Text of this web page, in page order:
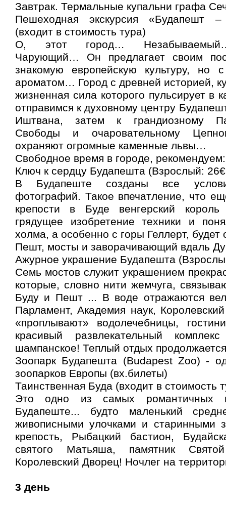
Завтрак. Термальные купальни графа
Пешеходная экскурсия «Будапешт
(входит в стоимость тура)
О, этот город…
Чарующий… Он предлагает своим
знакомую европейскую культуру, но
ароматом… Город с древней историей,
жизненная сила которого пульсирует в
отправимся к духовному центру
Иштвана, затем к грандиозному
Свободы и очаровательному
охраняют огромные каменные львы…
Свободное время в городе, рекомендуем:
Ключ к сердцу Будапешта (Взрослый:
В Будапеште созданы все
фотографий. Такое впечатление, что
крепости в Буде венгерский
грядущее изобретение техники и
холма, а особенно с горы Геллерт,
Пешт, мосты и заворачивающий вдаль
Ажурное украшение Будапешта
Семь мостов служит украшением
которые, словно нити жемчуга,
Буду и Пешт ... В воде отражаются
Парламент, Академия наук,
«проплывают» водолечебницы,
красивый развлекательный
шампанское! Теплый отдых
Зоопарк Будапешта (Budapest Zoo) -
зоопарков Европы (вх.билеты)
Таинственная Буда (входит в стоимость
Это одно из самых
Будапеште... будто маленький
живописными улочками и старинными
крепость, Рыбацкий бастион,
святого Матьяша, памятник
Королевский Дворец! Ночлег на
3 день